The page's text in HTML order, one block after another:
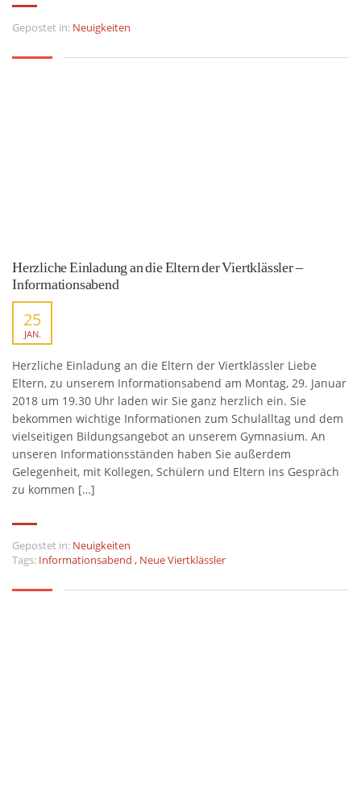
Gepostet in: Neuigkeiten
Herzliche Einladung an die Eltern der Viertklässler –
Informationsabend
25
JAN.
Herzliche Einladung an die Eltern der Viertklässler Liebe
Eltern, zu unserem Informationsabend am Montag, 29. Januar
2018 um 19.30 Uhr laden wir Sie ganz herzlich ein. Sie
bekommen wichtige Informationen zum Schulalltag und dem
vielseitigen Bildungsangebot an unserem Gymnasium. An
unseren Informationsständen haben Sie außerdem
Gelegenheit, mit Kollegen, Schülern und Eltern ins Gespräch
zu kommen […]
Gepostet in: Neuigkeiten
Tags: Informationsabend , Neue Viertklässler